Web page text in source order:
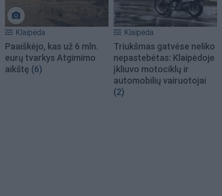
Klaipėda
Paaiškėjo, kas už 6 mln.
eurų tvarkys Atgimimo
aikštę (6)
Klaipėda
Triukšmas gatvėse neliko
nepastebėtas: Klaipėdoje
įkliuvo motociklų ir
automobilių vairuotojai
(2)